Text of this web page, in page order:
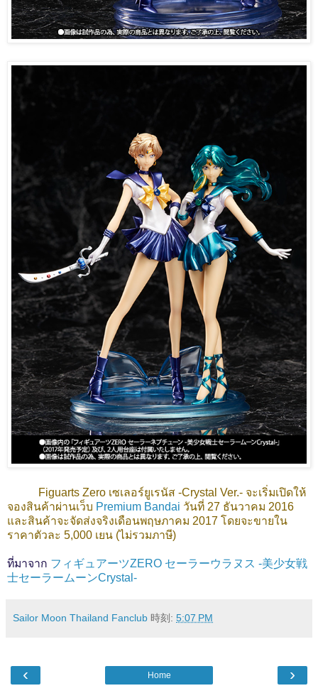
Figuarts Zero เซเลอร์ยูเรนัส -Crystal Ver.- จะเริ่มเปิดให้
จองสินค้าผ่านเว็บ Premium Bandai วันที่ 27 ธันวาคม 2016
และสินค้าจะจัดส่งจริงเดือนพฤษภาคม 2017 โดยจะขายใน
ราคาตัวละ 5,000 เยน (ไม่รวมภาษี)
ที่มาจาก フィギュアーツZERO セーラーウラヌス -美少女戦
士セーラームーンCrystal-
Sailor Moon Thailand Fanclub 時刻: 5:07 PM
‹ ›
Home